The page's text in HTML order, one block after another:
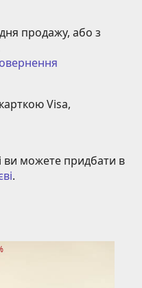
продажу, або з
Visa,
ви можете придбати в
.